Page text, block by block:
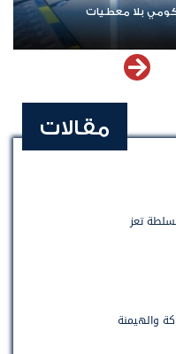
حكومي بلا معطيات
مقالات
تعز
والهيمنة